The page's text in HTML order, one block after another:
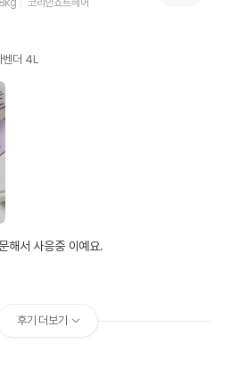
코리안쇼트헤어
벤더 4L
해서 사응중 이예요.
후기 더보기